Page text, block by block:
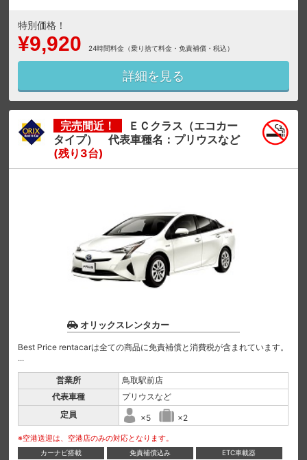
特別価格！
¥9,920 24時間料金（乗り捨て料金・免責補償・税込）
詳細を見る
完売間近！
ＥＣクラス（エコカー
タイプ） 代表車種名：プリウスなど
(残り3台)
オリックスレンタカー
Best Price rentacarは全ての商品に免責補償と消費税が含まれています。
...
営業所
鳥取駅前店
代表車種
プリウスなど
定員
×5 ×2
※空港送迎は、空港店のみの対応となります。
カーナビ搭載 免責補償込み
ETC車載器